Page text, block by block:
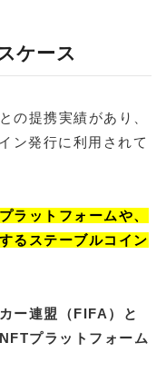
ケース
の提携実績があり、
ン発行に利用されて
ラットフォームや、
るステーブルコイン
ー連盟（FIFA）と
プラットフォーム